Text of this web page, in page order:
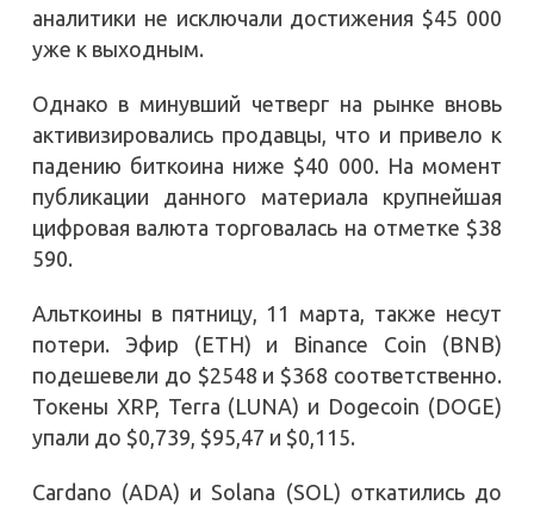
аналитики не исключали достижения $45 000
уже к выходным.
Однако в минувший четверг на рынке вновь
активизировались продавцы, что и привело к
падению биткоина ниже $40 000. На момент
публикации данного материала крупнейшая
цифровая валюта торговалась на отметке $38
590.
Альткоины в пятницу, 11 марта, также несут
потери. Эфир (ETH) и Binance Coin (BNB)
подешевели до $2548 и $368 соответственно.
Токены XRP, Terra (LUNA) и Dogecoin (DOGE)
упали до $0,739, $95,47 и $0,115.
Cardano (ADA) и Solana (SOL) откатились до